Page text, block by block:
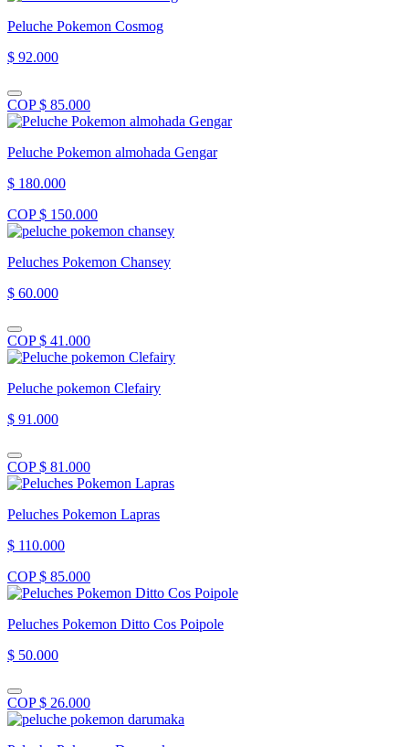
Peluche Pokemon Cosmog
$ 92.000
COP $ 85.000
Peluche Pokemon almohada Gengar
$ 180.000
COP $ 150.000
Peluches Pokemon Chansey
$ 60.000
COP $ 41.000
Peluche pokemon Clefairy
$ 91.000
COP $ 81.000
Peluches Pokemon Lapras
$ 110.000
COP $ 85.000
Peluches Pokemon Ditto Cos Poipole
$ 50.000
COP $ 26.000